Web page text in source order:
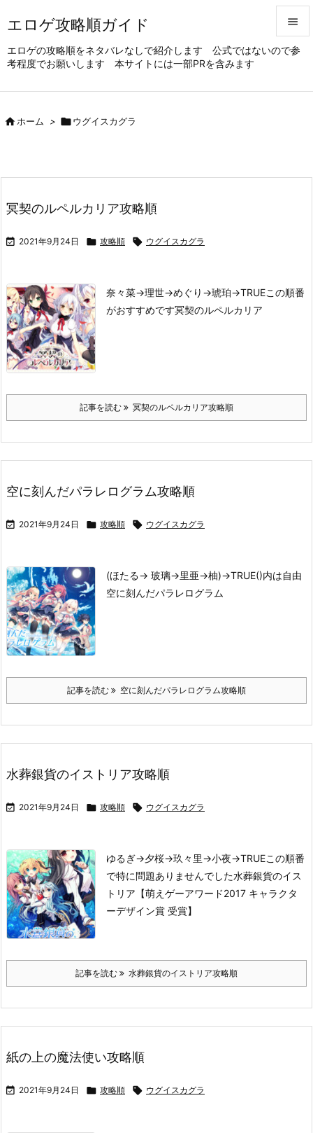
エロゲ攻略順ガイド
エロゲの攻略順をネタバレなしで紹介します 公式ではないので参
考程度でお願いします 本サイトには一部PRを含みます


ホーム > ウグイスカグラ
冥契のルペルカリア攻略順
 2021年9月24日  攻略順  ウグイスカグラ
奈々菜→理世→めぐり→琥珀→TRUEこの順番
がおすすめです冥契のルペルカリア
記事を読む 冥契のルペルカリア攻略順
空に刻んだパラレログラム攻略順
 2021年9月24日  攻略順  ウグイスカグラ
(ほたる→ 玻璃→里亜→柚)→TRUE()内は自由
空に刻んだパラレログラム
記事を読む 空に刻んだパラレログラム攻略順
水葬銀貨のイストリア攻略順
 2021年9月24日  攻略順  ウグイスカグラ
ゆるぎ→夕桜→玖々里→小夜→TRUEこの順番
で特に問題ありませんでした水葬銀貨のイス
トリア【萌えゲーアワード2017 キャラクタ
ーデザイン賞 受賞】
記事を読む 水葬銀貨のイストリア攻略順
紙の上の魔法使い攻略順
 2021年9月24日  攻略順  ウグイスカグラ